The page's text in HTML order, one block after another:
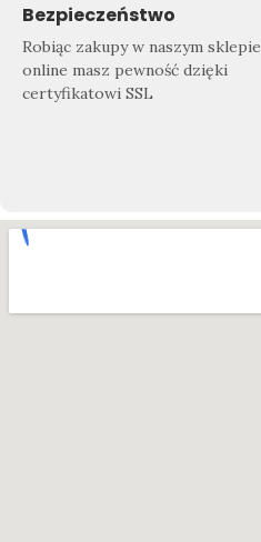
Bezpieczeństwo
Robiąc zakupy w naszym sklepie
online masz pewność dzięki
certyfikatowi SSL